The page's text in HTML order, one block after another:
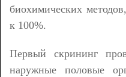
биохимических
к 100%.
Первый скрининг
наружные половые